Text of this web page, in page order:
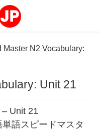
Master N2 Vocabulary:
Unit 21
Unit 21
語スピードマスタ